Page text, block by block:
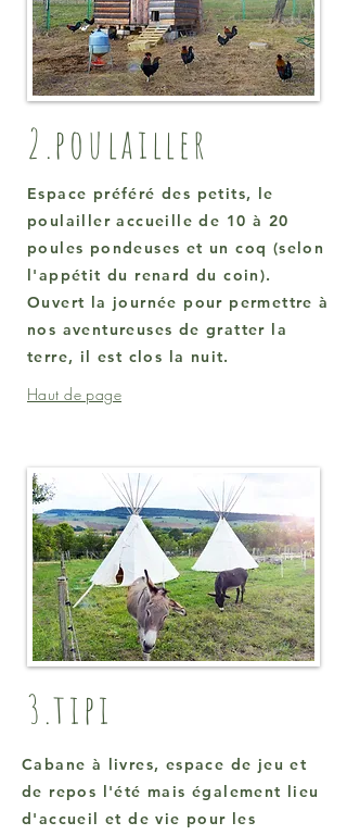
2.poulailler
Espace préféré des petits, le
poulailler accueille de 10 à 20
poules pondeuses et un coq (selon
l'appétit du renard du coin).
Ouvert la journée pour permettre à
nos aventureuses de gratter la
terre, il est clos la nuit.
Haut de page
3.tipi
Cabane à livres, espace de jeu et
de repos l'été mais également lieu
d'accueil et de vie pour les